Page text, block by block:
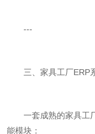
---
三、家具工厂ERP
一套成熟的家具工厂
能模块：